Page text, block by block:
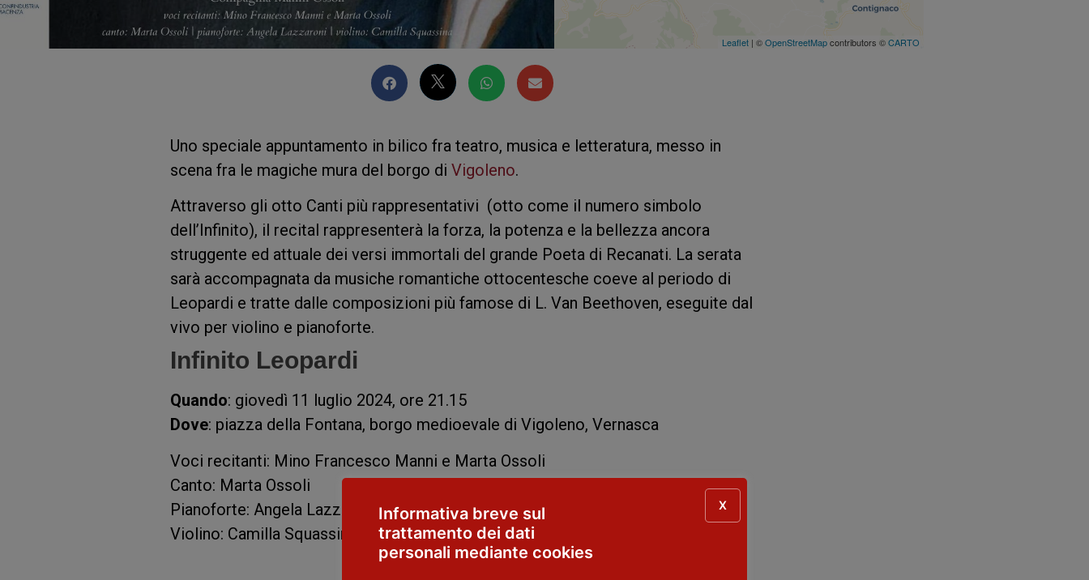
Leaflet | ©OpenStreetMapcontributors ©CARTO
Uno speciale appuntamento in bilico fra teatro, musica e letteratura, messo in
scena fra le magiche mura del borgo di Vigoleno.
Attraverso gli otto Canti più rappresentativi (otto come il numero simbolo
dell’Infinito), il recital rappresenterà la forza, la potenza e la bellezza ancora
struggente ed attuale dei versi immortali del grande Poeta di Recanati. La serata
sarà accompagnata da musiche romantiche ottocentesche coeve al periodo di
Leopardi e tratte dalle composizioni più famose di L. Van Beethoven, eseguite dal
vivo per violino e pianoforte.
Infinito Leopardi
Quando: giovedì 11 luglio 2024, ore 21.15
Dove: piazza della Fontana, borgo medioevale di Vigoleno, Vernasca
Voci recitanti: Mino Francesco Manni e Marta Ossoli
Canto: Marta Ossoli
Pianoforte: Angela Lazzaroni
Violino: Camilla Squassina
Informativa breve sul
trattamento dei dati
personali mediante cookies
X